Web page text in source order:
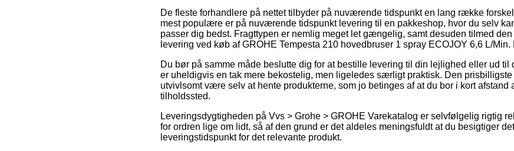
De fleste forhandlere på nettet tilbyder på nuværende tidspunkt en lang række
mest populære er på nuværende tidspunkt levering til en pakkeshop, hvor du selv
passer dig bedst. Fragttypen er nemlig meget let gængelig, samt desuden tilmed
levering ved køb af GROHE Tempesta 210 hovedbruser 1 spray ECOJOY 6,6 L/Min.
Du bør på samme måde beslutte dig for at bestille levering til din lejlighed eller ud til
er uheldigvis en tak mere bekostelig, men ligeledes særligt praktisk. Den
utvivlsomt være selv at hente produkterne, som jo betinges af at du bor i kort afstand
tilholdssted.
Leveringsdygtigheden på Vvs > Grohe > GROHE Varekatalog er selvfølgelig rigtig
for ordren lige om lidt, så af den grund er det aldeles meningsfuldt at du besigtiger
leveringstidspunkt for det relevante produkt.